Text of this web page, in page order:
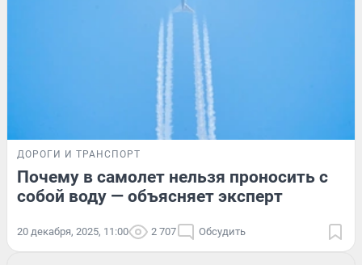
ДОРОГИ И ТРАНСПОРТ
Почему в самолет нельзя проносить с
собой воду — объясняет эксперт
20 декабря, 2025, 11:00 2 707 Обсудить